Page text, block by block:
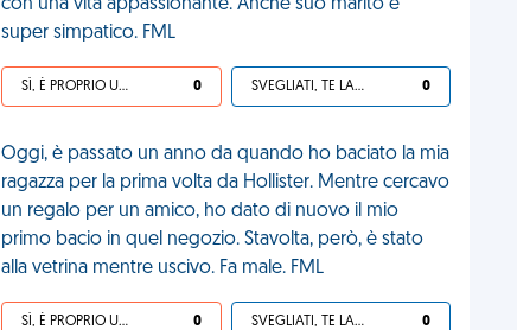
con una vita appassionante. Anche suo marito è
super simpatico. FML
SÌ, È PROPRIO UNA VDM! 0 SVEGLIATI, TE LA SEI CERCATA! 0
Oggi, è passato un anno da quando ho baciato la mia
ragazza per la prima volta da Hollister. Mentre cercavo
un regalo per un amico, ho dato di nuovo il mio
primo bacio in quel negozio. Stavolta, però, è stato
alla vetrina mentre uscivo. Fa male. FML
SÌ, È PROPRIO UNA VDM! 0 SVEGLIATI, TE LA SEI CERCATA! 0